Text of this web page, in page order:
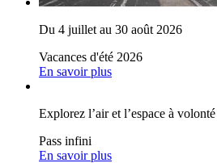
Du 4 juillet au 30 août 2026
Vacances d'été 2026
En savoir plus
Explorez l’air et l’espace à
Pass infini
En savoir plus